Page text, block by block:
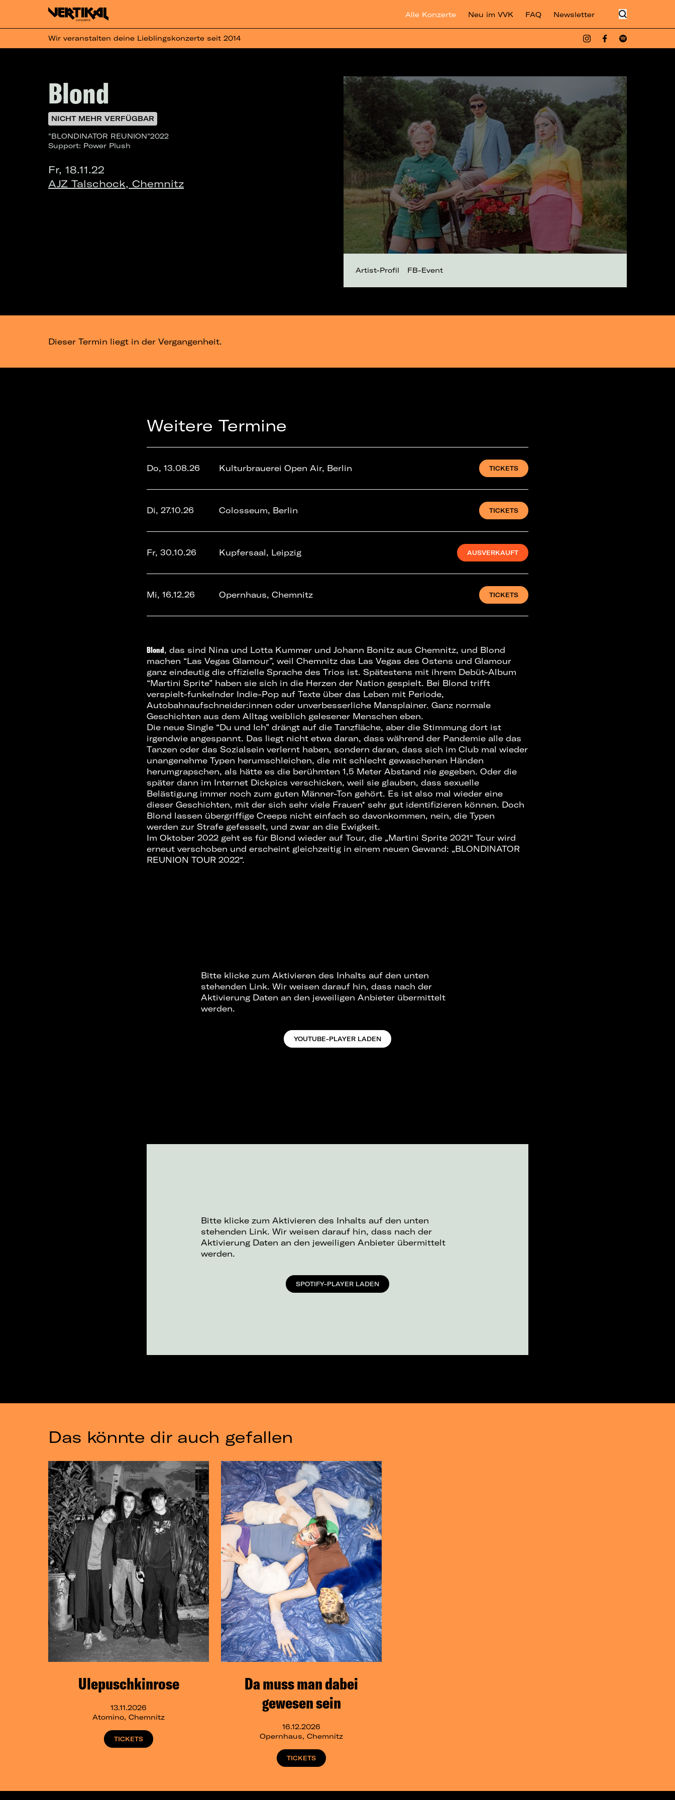
Alle Konzerte Neu im VVK FAQ Newsletter
Wir veranstalten deine Lieblingskonzerte seit 2014
Blond
NICHT MEHR VERFÜGBAR
"BLONDINATOR REUNION"2022
Support: Power Plush
Fr, 18.11.22
AJZ Talschock, Chemnitz
Artist-Profil FB-Event
Dieser Termin liegt in der Vergangenheit.
Weitere Termine
Do, 13.08.26 Kulturbrauerei Open Air, Berlin TICKETS
Di, 27.10.26 Colosseum, Berlin TICKETS
Fr, 30.10.26 Kupfersaal, Leipzig AUSVERKAUFT
Mi, 16.12.26 Opernhaus, Chemnitz TICKETS
Blond, das sind Nina und Lotta Kummer und Johann Bonitz aus Chemnitz, und Blond
machen “Las Vegas Glamour”, weil Chemnitz das Las Vegas des Ostens und Glamour
ganz eindeutig die offizielle Sprache des Trios ist. Spätestens mit ihrem Debüt-Album
“Martini Sprite” haben sie sich in die Herzen der Nation gespielt. Bei Blond trifft
verspielt-funkelnder Indie-Pop auf Texte über das Leben mit Periode,
Autobahnaufschneider:innen oder unverbesserliche Mansplainer. Ganz normale
Geschichten aus dem Alltag weiblich gelesener Menschen eben.
Die neue Single “Du und Ich” drängt auf die Tanzfläche, aber die Stimmung dort ist
irgendwie angespannt. Das liegt nicht etwa daran, dass während der Pandemie alle das
Tanzen oder das Sozialsein verlernt haben, sondern daran, dass sich im Club mal wieder
unangenehme Typen herumschleichen, die mit schlecht gewaschenen Händen
herumgrapschen, als hätte es die berühmten 1,5 Meter Abstand nie gegeben. Oder die
später dann im Internet Dickpics verschicken, weil sie glauben, dass sexuelle
Belästigung immer noch zum guten Männer-Ton gehört. Es ist also mal wieder eine
dieser Geschichten, mit der sich sehr viele Frauen* sehr gut identifizieren können. Doch
Blond lassen übergriffige Creeps nicht einfach so davonkommen, nein, die Typen
werden zur Strafe gefesselt, und zwar an die Ewigkeit.
Im Oktober 2022 geht es für Blond wieder auf Tour, die „Martini Sprite 2021“ Tour wird
erneut verschoben und erscheint gleichzeitig in einem neuen Gewand: „BLONDINATOR
REUNION TOUR 2022“.
Bitte klicke zum Aktivieren des Inhalts auf den unten
stehenden Link. Wir weisen darauf hin, dass nach der
Aktivierung Daten an den jeweiligen Anbieter übermittelt
werden.
YOUTUBE-PLAYER LADEN
Bitte klicke zum Aktivieren des Inhalts auf den unten
stehenden Link. Wir weisen darauf hin, dass nach der
Aktivierung Daten an den jeweiligen Anbieter übermittelt
werden.
SPOTIFY-PLAYER LADEN
Das könnte dir auch gefallen
Ulepuschkinrose
13.11.2026
Atomino, Chemnitz
TICKETS
Da muss man dabei
gewesen sein
16.12.2026
Opernhaus, Chemnitz
TICKETS